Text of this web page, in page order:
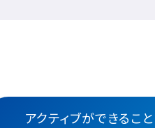
アクティブができること